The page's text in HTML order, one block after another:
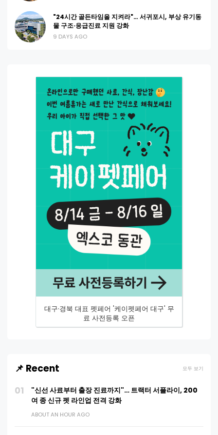
"24시간 골든타임을 지켜라"… 서귀포시, 부상 유기동
물 구조·응급진료 지원 강화
9 DAYS AGO
대구·경북 대표 펫페어 '케이펫페어 대구' 무
료 사전등록 오픈
📌 Recent 모두 보기
01
"신선 사료부터 출장 진료까지"… 트랙터 서플라이, 200
여 종 신규 펫 라인업 전격 강화
ABOUT AN HOUR AGO